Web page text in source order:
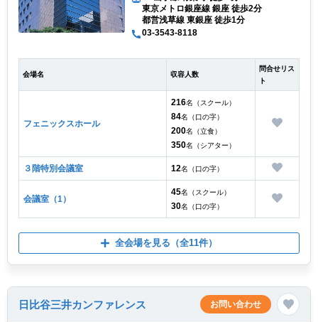
東京メトロ銀座線 銀座 徒歩2分
都営浅草線 東銀座 徒歩1分
03-3543-8118
会場名 収容人数
問合せリス
ト
フェニックスホール
216名（スクール）
84名（口の字）
200名（立食）
350名（シアター）
３階特別会議室 12名（口の字）
会議室（1）
45名（スクール）
30名（口の字）
全会場を見る （全11件）
日比谷三井カンファレンス お問い合わせ